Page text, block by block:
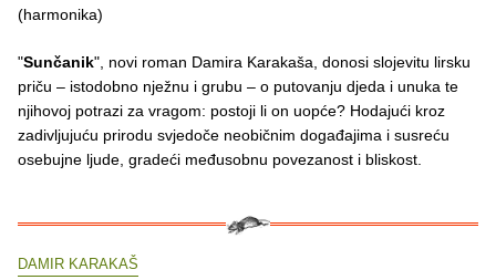
(harmonika)
"Sunčanik", novi roman Damira Karakaša, donosi slojevitu lirsku
priču – istodobno nježnu i grubu – o putovanju djeda i unuka te
njihovoj potrazi za vragom: postoji li on uopće? Hodajući kroz
zadivljujuću prirodu svjedoče neobičnim događajima i susreću
osebujne ljude, gradeći međusobnu povezanost i bliskost.
DAMIR KARAKAŠ